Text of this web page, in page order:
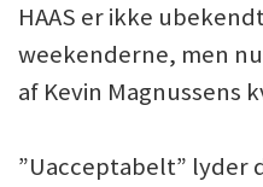
HAAS er ikke
weekenderne, men
af Kevin Magnussens
”Uacceptabelt” lyder